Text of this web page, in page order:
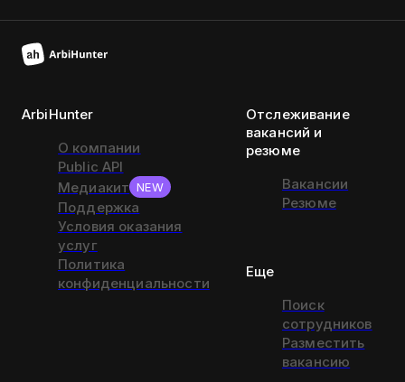
ArbiHunter
О компании
Public API
Медиакит NEW
Поддержка
Условия оказания
услуг
Политика
конфиденциальности
Отслеживание
вакансий и
резюме
Вакансии
Резюме
Еще
Поиск
сотрудников
Разместить
вакансию